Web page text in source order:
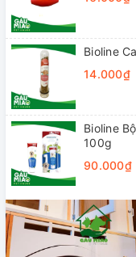
Bioline
14.000₫
Bioline
100g
90.000₫